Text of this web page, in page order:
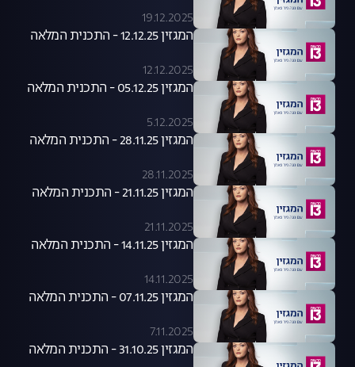
19.12.2025
המגזין 12.12.25 - התכנית המלאה
12.12.2025
המגזין 05.12.25 - התכנית המלאה
5.12.2025
המגזין 28.11.25 - התכנית המלאה
28.11.2025
המגזין 21.11.25 - התכנית המלאה
21.11.2025
המגזין 14.11.25 - התכנית המלאה
14.11.2025
המגזין 07.11.25 - התכנית המלאה
7.11.2025
המגזין 31.10.25 - התכנית המלאה